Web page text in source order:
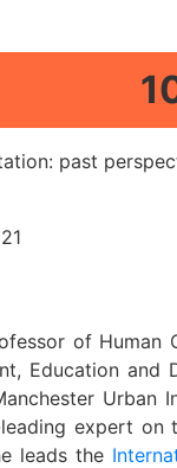
past
of Human
Education and
Urban
expert
leads the